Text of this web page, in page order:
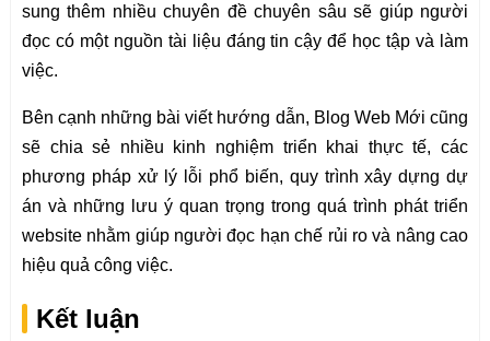
sung thêm nhiều chuyên đề chuyên sâu sẽ giúp người
đọc có một nguồn tài liệu đáng tin cậy để học tập và làm
việc.
Bên cạnh những bài viết hướng dẫn, Blog Web Mới cũng
sẽ chia sẻ nhiều kinh nghiệm triển khai thực tế, các
phương pháp xử lý lỗi phổ biến, quy trình xây dựng dự
án và những lưu ý quan trọng trong quá trình phát triển
website nhằm giúp người đọc hạn chế rủi ro và nâng cao
hiệu quả công việc.
Kết luận